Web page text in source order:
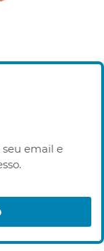
seu email e